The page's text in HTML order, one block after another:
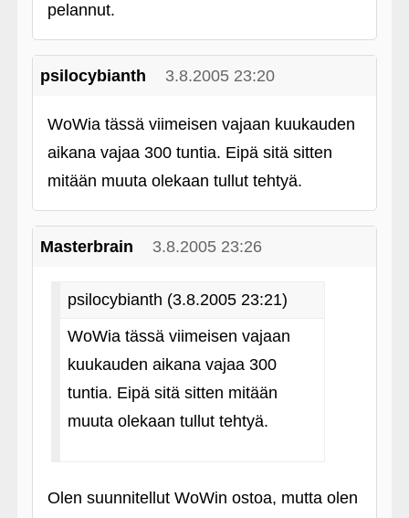
pelannut.
psilocybianth 3.8.2005 23:20
WoWia tässä viimeisen vajaan kuukauden
aikana vajaa 300 tuntia. Eipä sitä sitten
mitään muuta olekaan tullut tehtyä.
Masterbrain 3.8.2005 23:26
psilocybianth (3.8.2005 23:21)
WoWia tässä viimeisen vajaan
kuukauden aikana vajaa 300
tuntia. Eipä sitä sitten mitään
muuta olekaan tullut tehtyä.
Olen suunnitellut WoWin ostoa, mutta olen